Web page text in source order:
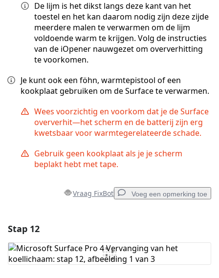
De lijm is het dikst langs deze kant van het
toestel en het kan daarom nodig zijn deze zijde
meerdere malen te verwarmen om de lijm
voldoende warm te krijgen. Volg de instructies
van de iOpener nauwgezet om oververhitting
te voorkomen.
Je kunt ook een föhn, warmtepistool of een
kookplaat gebruiken om de Surface te verwarmen.
Wees voorzichtig en voorkom dat je de Surface
oververhit—het scherm en de batterij zijn erg
kwetsbaar voor warmtegerelateerde schade.
Gebruik geen kookplaat als je je scherm
beplakt hebt met tape.
Vraag FixBot Voeg een opmerking toe
Voeg opmerking toe
Stap 12